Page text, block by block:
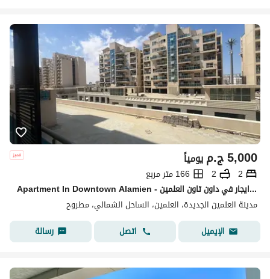
ج.م5,000 يومياً
2
2
166 متر مربع
Apartment In Downtown Alamien - شقة فاخرة ايجار في داون تاون العلمين
مدينة العلمين الجديدة، العلمين، الساحل الشمالي، مطروح
الإيميل
اتصل رسالة